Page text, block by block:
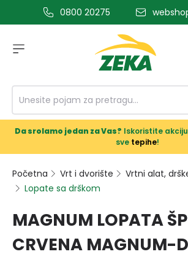
glavni sadržaj0800 20275
Da srolamo jedan za Vas? Iskoristite
sve tepihe!
Početna Vrt i dvorište Vrtni alat,
Lopate sa drškom
MAGNUM LOPATA
CRVENA MAGNUM-